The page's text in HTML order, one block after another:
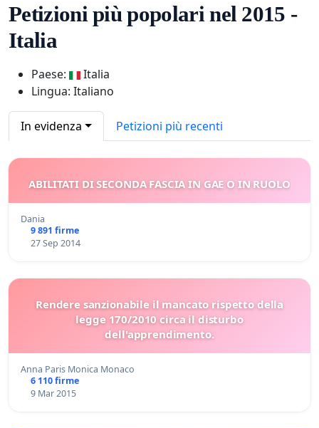
Petizioni più popolari nel 2015 -
Italia
Paese:
Italia
Lingua: Italiano
In evidenza Petizioni più recenti
ABILITATI DI SECONDA FASCIA IN GAE O IN RUOLO
Dania
9 891 firme
27 Sep 2014
Rendere sanzionabile il mancato rispetto della
legge 170/2010 circa il disturbo
dell'apprendimento.
Anna Paris Monica Monaco
6 110 firme
9 Mar 2015